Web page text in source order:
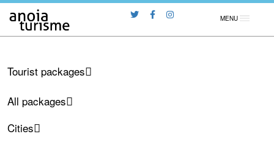
MENU
Tourist packages
All packages
Cities